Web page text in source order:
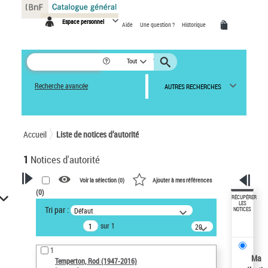
Espace personnel Aide Une question ? Historique
Tout
Recherche avancée AUTRES RECHERCHES
Accueil Liste de notices d’autorité
1 Notices d'autorité
VOTRE RECHERCHE
Recherche avancée dans les
notices d’autorité
Œuvres liées à l'auteur :
Temperton, Rod (1947-2016)
Voir la sélection (0) Ajouter à mes références
(0)
Tri par : Défaut
sur 1
20
résultats/page
1
Temperton, Rod (1947-2016)
RÉCUPÉRER
LES
NOTICES
Ma
Panneau de gestion des cookies